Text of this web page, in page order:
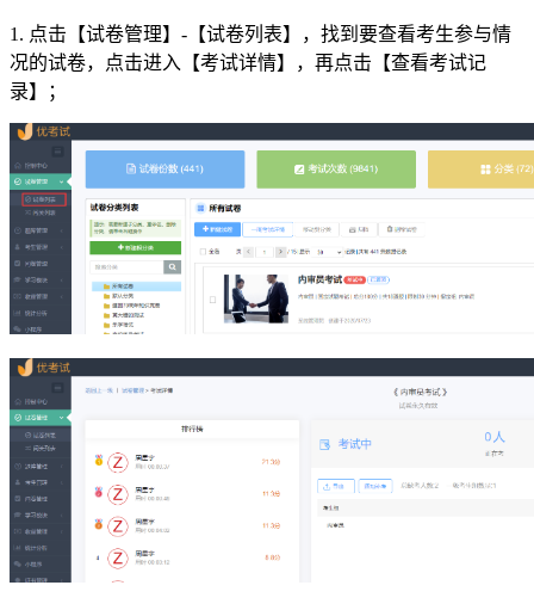
1. 点击【试卷管理】-【试卷列表】，找到要查看考生参与情
况的试卷，点击进入【考试详情】，再点击【查看考试记
录】；